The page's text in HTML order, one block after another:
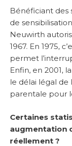
Bénéficiant des
de
Neuwirth
1967. En 1975,
permet
Enfin, en 2001,
le délai légal de
parentale pour
Certaines
augmentation
réellement ?